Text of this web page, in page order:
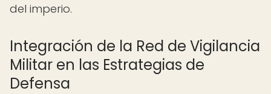
del imperio.
Integración de la Red de Vigilancia
Militar en las Estrategias de
Defensa